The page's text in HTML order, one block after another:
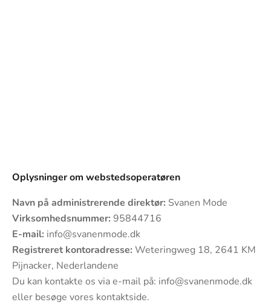
Oplysninger om webstedsoperatøren
Navn på administrerende direktør: Svanen Mode
Virksomhedsnummer: 95844716
E-mail: info@svanenmode.dk
Registreret kontoradresse: Weteringweg 18, 2641 KM
Pijnacker, Nederlandene
Du kan kontakte os via e-mail på: info@svanenmode.dk
eller besøge vores kontaktside.